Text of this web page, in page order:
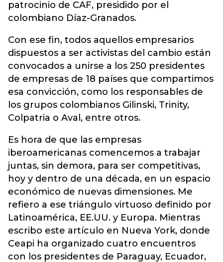
patrocinio de CAF, presidido por el
colombiano Díaz-Granados.
Con ese fin, todos aquellos empresarios
dispuestos a ser activistas del cambio están
convocados a unirse a los 250 presidentes
de empresas de 18 países que compartimos
esa convicción, como los responsables de
los grupos colombianos Gilinski, Trinity,
Colpatria o Aval, entre otros.
Es hora de que las empresas
iberoamericanas comencemos a trabajar
juntas, sin demora, para ser competitivas,
hoy y dentro de una década, en un espacio
económico de nuevas dimensiones. Me
refiero a ese triángulo virtuoso definido por
Latinoamérica, EE.UU. y Europa. Mientras
escribo este artículo en Nueva York, donde
Ceapi ha organizado cuatro encuentros
con los presidentes de Paraguay, Ecuador,